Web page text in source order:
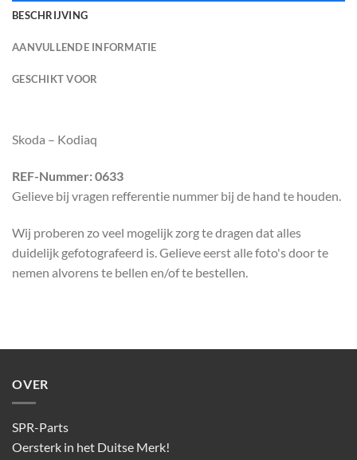
BESCHRIJVING
AANVULLENDE INFORMATIE
GESCHIKT VOOR
Skoda – Kodiaq
REF-Nummer: 0633
Gelieve bij vragen refferentie nummer bij de hand te houden.
Wij proberen zo veel mogelijk zorg te dragen dat alles
duidelijk gefotografeerd is. Gelieve eerst alle foto's door te
nemen alvorens te bellen en/of te bestellen.
OVER
SPR-Parts
Oersterk in het Duitse Merk!